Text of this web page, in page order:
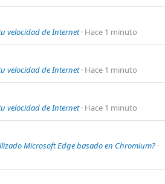
velocidad de Internet Hace 1 minuto
velocidad de Internet Hace 1 minuto
velocidad de Internet Hace 1 minuto
Microsoft Edge basado en Chromium?